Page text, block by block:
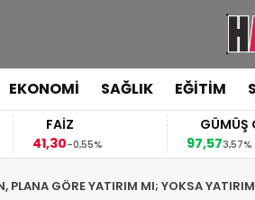
EKONOMİ SAĞLIK EĞİTİM
FAİZ
41,30-0,55%
GÜMÜŞ
97,573,57%
PLANA GÖRE YATIRIM MI; YOKSA